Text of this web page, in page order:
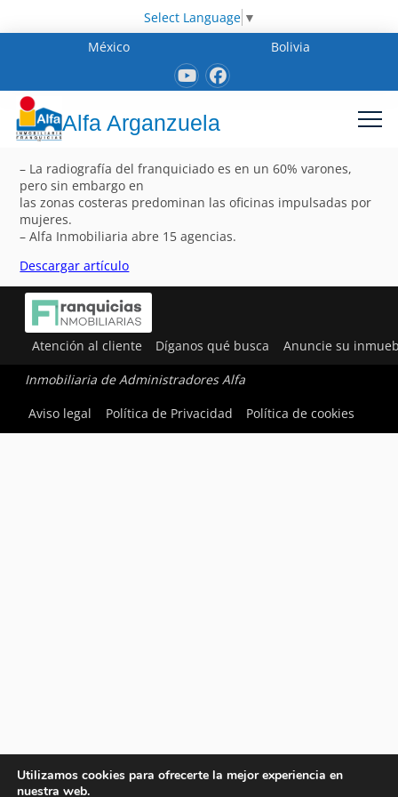
Select Language ▼
México
Bolivia
Alfa Arganzuela
– La radiografía del franquiciado es en un 60% varones,
pero sin embargo en
las zonas costeras predominan las oficinas impulsadas por
mujeres.
– Alfa Inmobiliaria abre 15 agencias.
Descargar artículo
Atención al cliente Díganos qué busca Anuncie su
Inmobiliaria de Administradores Alfa
Aviso legal
Política de Privacidad Política de cookies
Utilizamos cookies para ofrecerte la mejor experiencia en
nuestra web.